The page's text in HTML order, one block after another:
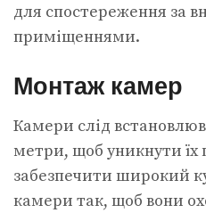
для спостереження за
приміщеннями.
Монтаж камер
Камери слід
метри, щоб уникнути
забезпечити широкий
камери так, щоб вони